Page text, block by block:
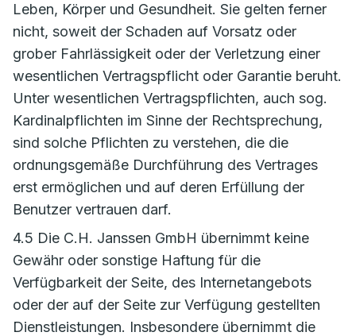
Leben, Körper und Gesundheit. Sie gelten ferner
nicht, soweit der Schaden auf Vorsatz oder
grober Fahrlässigkeit oder der Verletzung einer
wesentlichen Vertragspflicht oder Garantie beruht.
Unter wesentlichen Vertragspflichten, auch sog.
Kardinalpflichten im Sinne der Rechtsprechung,
sind solche Pflichten zu verstehen, die die
ordnungsgemäße Durchführung des Vertrages
erst ermöglichen und auf deren Erfüllung der
Benutzer vertrauen darf.
4.5 Die C.H. Janssen GmbH übernimmt keine
Gewähr oder sonstige Haftung für die
Verfügbarkeit der Seite, des Internetangebots
oder der auf der Seite zur Verfügung gestellten
Dienstleistungen. Insbesondere übernimmt die